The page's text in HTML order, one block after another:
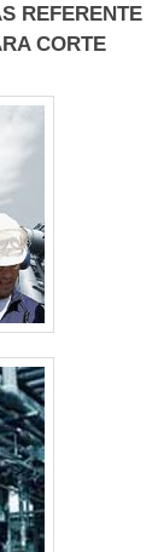
REFERENTE
CORTE